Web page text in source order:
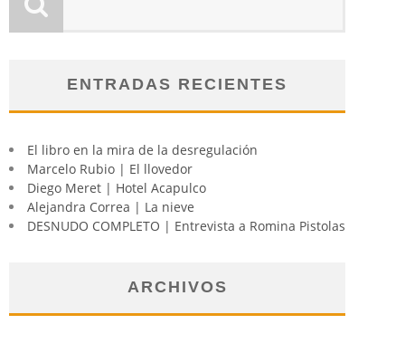
ENTRADAS RECIENTES
El libro en la mira de la desregulación
Marcelo Rubio | El llovedor
Diego Meret | Hotel Acapulco
Alejandra Correa | La nieve
DESNUDO COMPLETO | Entrevista a Romina Pistolas
ARCHIVOS